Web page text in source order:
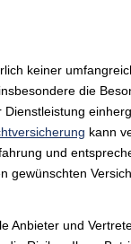
keiner
die
kann
und
gewünschten
Anbieter und